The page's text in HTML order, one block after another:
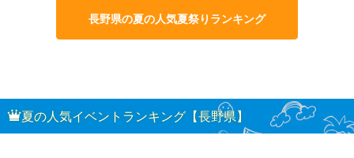
長野県の夏の人気夏祭りランキング
夏の人気イベントランキング【長野県】